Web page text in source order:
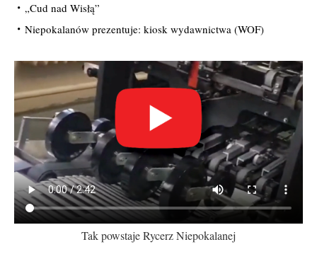
„Cud nad Wisłą”
Niepokalanów prezentuje: kiosk wydawnictwa (WOF)
Tak powstaje Rycerz Niepokalanej